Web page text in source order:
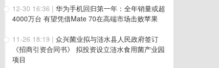
12-30 16:36 | 华为手机回归第一年：全年销量或超
4000万台 有望凭借Mate 70在高端市场击败苹果
11-26 18:19 | 众兴菌业拟与涟水县人民政府签订
《招商引资合同书》 拟投资设立涟水食用菌产业园
项目